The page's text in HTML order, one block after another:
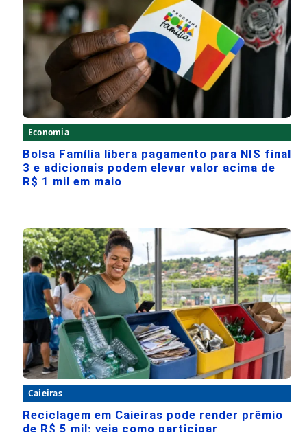
Economia
Bolsa Família libera pagamento para NIS final
3 e adicionais podem elevar valor acima de
R$ 1 mil em maio
Caieiras
Reciclagem em Caieiras pode render prêmio
de R$ 5 mil; veja como participar